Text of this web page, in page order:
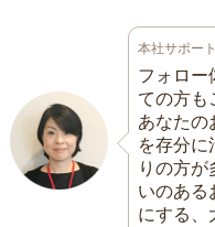
本社サポー
フォロー
ての方も
あなたの
を存分に
りの方
いのある
にする、